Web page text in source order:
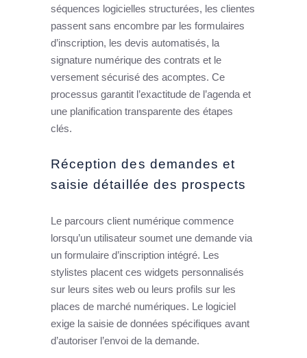
séquences logicielles structurées, les clientes
passent sans encombre par les formulaires
d’inscription, les devis automatisés, la
signature numérique des contrats et le
versement sécurisé des acomptes. Ce
processus garantit l’exactitude de l’agenda et
une planification transparente des étapes
clés.
Réception des demandes et
saisie détaillée des prospects
Le parcours client numérique commence
lorsqu’un utilisateur soumet une demande via
un formulaire d’inscription intégré. Les
stylistes placent ces widgets personnalisés
sur leurs sites web ou leurs profils sur les
places de marché numériques. Le logiciel
exige la saisie de données spécifiques avant
d’autoriser l’envoi de la demande.